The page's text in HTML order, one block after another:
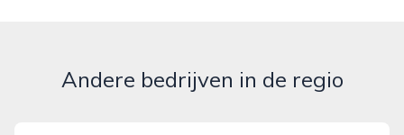
Andere bedrijven in de regio